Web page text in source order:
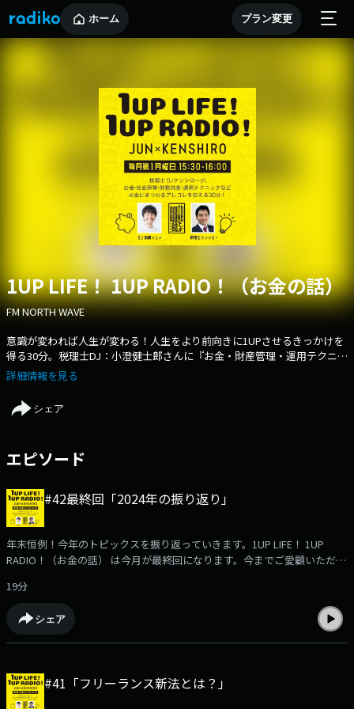
ホーム プラン変更
1UP LIFE！ 1UP RADIO！（お金の話）
FM NORTH WAVE
意識が変われば人生が変わる！人生をより前向きに1UPさせるきっかけを
得る30分。税理士DJ：小澄健士郎さんに『お金・財産管理・運用テクニッ
ク』を伺いながら、人生をより前向きに1UPしていく為の30分！気になる
お金の話を、分かりやすく・楽しく学んでお金に強くなりましょう。FMノ
ースウェーブ『1UPLIFE！1UPRADIO！』毎月第一月曜日15:30-
16:00https://www.fmnorth.co.jp/1up/
詳細情報を見る
シェア
エピソード
#42最終回「2024年の振り返り」
年末恒例！今年のトピックスを振り返っていきます。1UP LIFE！ 1UP
RADIO！（お金の話） は今月が最終回になります。今までご愛顧いただき
19分
シェア
#41「フリーランス新法とは？」